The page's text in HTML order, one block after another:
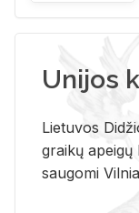
Unijos
Lietuvos
graikų
saugomi